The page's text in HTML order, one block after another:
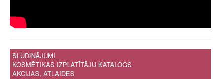
SLUDINĀJUMI
KOSMĒTIKAS IZPLATĪTĀJU KATALOGS
AKCIJAS, ATLAIDES